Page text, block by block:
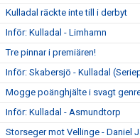
Kulladal räckte inte till i derbyt
Inför: Kulladal - Limhamn
Tre pinnar i premiären!
Inför: Skabersjö - Kulladal
Mogge poänghjälte i svagt
Inför: Kulladal - Asmundtorp
Storseger mot Vellinge - Daniel